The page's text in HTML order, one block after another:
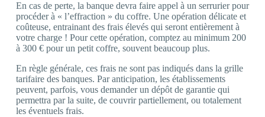
En cas de perte, la banque devra faire appel à un serrurier pour
procéder à « l’effraction » du coffre. Une opération délicate et
coûteuse, entrainant des frais élevés qui seront entièrement à
votre charge ! Pour cette opération, comptez au minimum 200
à 300 € pour un petit coffre, souvent beaucoup plus.
En règle générale, ces frais ne sont pas indiqués dans la grille
tarifaire des banques. Par anticipation, les établissements
peuvent, parfois, vous demander un dépôt de garantie qui
permettra par la suite, de couvrir partiellement, ou totalement
les éventuels frais.